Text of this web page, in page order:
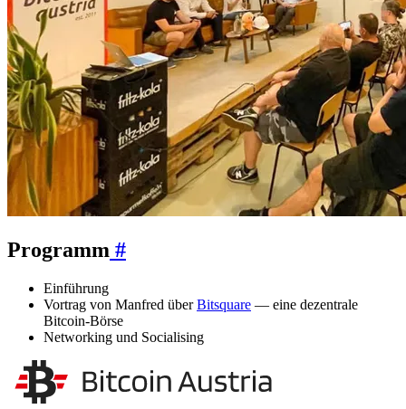
Programm #
Einführung
Vortrag von Manfred überBitsquare — eine dezentrale
Bitcoin-Börse
Networking und Socialising